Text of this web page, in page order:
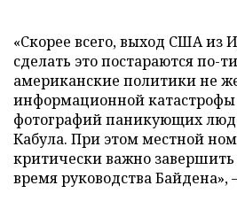
«Скорее всего, выход США из
сделать это постараются по-
американские политики не
информационной
фотографий паникующих
Кабула. При этом местной
критически важно завершить
время руководства Байдена»,